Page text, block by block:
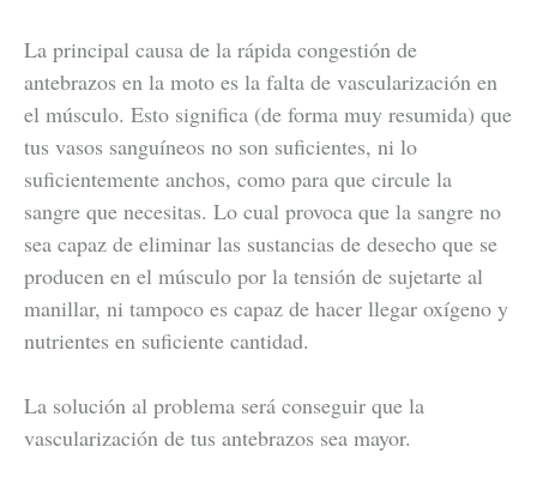
La principal causa de la rápida congestión de
antebrazos en la moto es la falta de vascularización en
el músculo. Esto significa (de forma muy resumida) que
tus vasos sanguíneos no son suficientes, ni lo
suficientemente anchos, como para que circule la
sangre que necesitas. Lo cual provoca que la sangre no
sea capaz de eliminar las sustancias de desecho que se
producen en el músculo por la tensión de sujetarte al
manillar, ni tampoco es capaz de hacer llegar oxígeno y
nutrientes en suficiente cantidad.
La solución al problema será conseguir que la
vascularización de tus antebrazos sea mayor.